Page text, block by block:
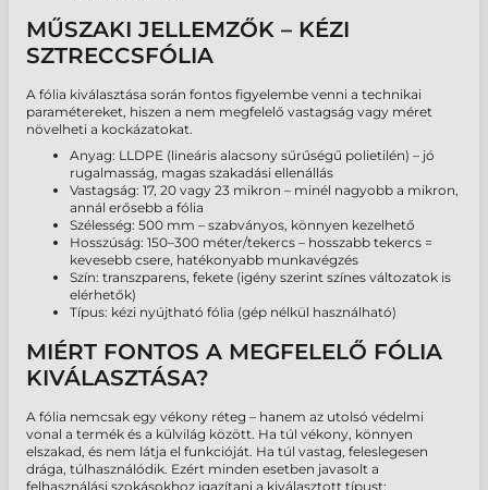
MŰSZAKI JELLEMZŐK – KÉZI
SZTRECCSFÓLIA
A fólia kiválasztása során fontos figyelembe venni a technikai
paramétereket, hiszen a nem megfelelő vastagság vagy méret
növelheti a kockázatokat.
Anyag: LLDPE (lineáris alacsony sűrűségű polietilén) – jó
rugalmasság, magas szakadási ellenállás
Vastagság: 17, 20 vagy 23 mikron – minél nagyobb a mikron,
annál erősebb a fólia
Szélesség: 500 mm – szabványos, könnyen kezelhető
Hosszúság: 150–300 méter/tekercs – hosszabb tekercs =
kevesebb csere, hatékonyabb munkavégzés
Szín: transzparens, fekete (igény szerint színes változatok is
elérhetők)
Típus: kézi nyújtható fólia (gép nélkül használható)
MIÉRT FONTOS A MEGFELELŐ FÓLIA
KIVÁLASZTÁSA?
A fólia nemcsak egy vékony réteg – hanem az utolsó védelmi
vonal a termék és a külvilág között. Ha túl vékony, könnyen
elszakad, és nem látja el funkcióját. Ha túl vastag, feleslegesen
drága, túlhasználódik. Ezért minden esetben javasolt a
felhasználási szokásokhoz igazítani a kiválasztott típust: